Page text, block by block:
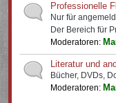
Professionelle
Nur für
Der Bereich für
Moderatoren:
Literatur und
Bücher, DVDs,
Moderatoren: